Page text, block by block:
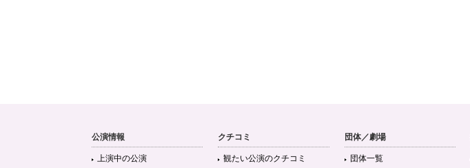
公演情報
上演中の公演
クチコミ
観たい公演のクチコミ
団体／劇場
団体一覧